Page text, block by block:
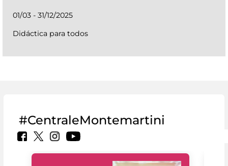
01/03 - 31/12/2025
Didáctica para todos
#CentraleMontemartini